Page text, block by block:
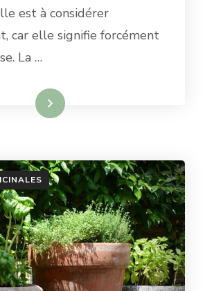
est à considérer
car elle signifie forcément
La …
la suite